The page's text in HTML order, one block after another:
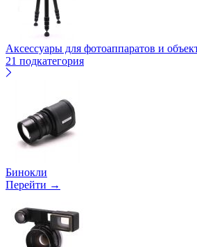
Аксессуары для фотоаппаратов и
21 подкатегория
Бинокли
Перейти →